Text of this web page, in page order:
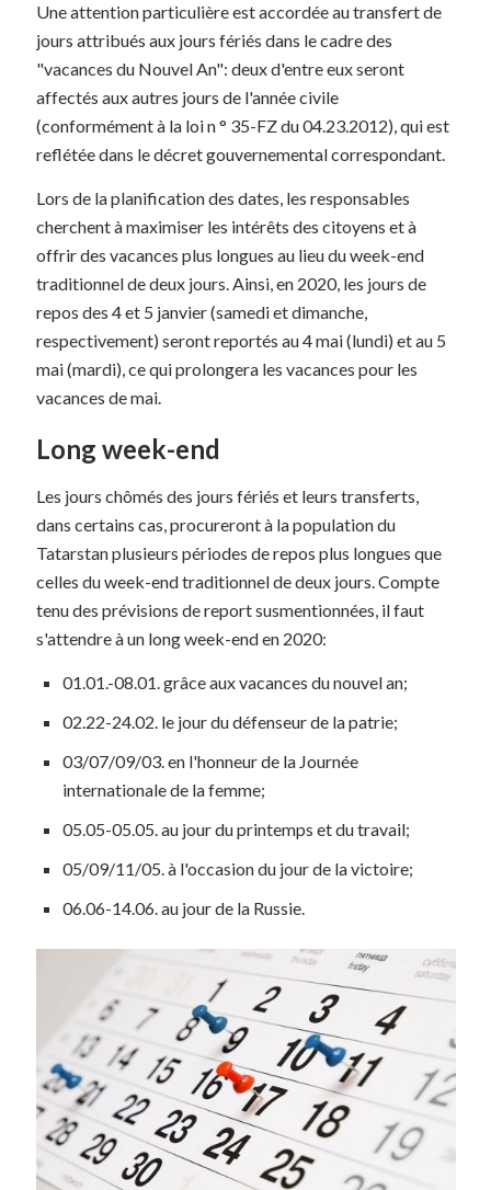
Une attention particulière est accordée au transfert de
jours attribués aux jours fériés dans le cadre des
"vacances du Nouvel An": deux d'entre eux seront
affectés aux autres jours de l'année civile
(conformément à la loi n ° 35-FZ du 04.23.2012), qui est
reflétée dans le décret gouvernemental correspondant.
Lors de la planification des dates, les responsables
cherchent à maximiser les intérêts des citoyens et à
offrir des vacances plus longues au lieu du week-end
traditionnel de deux jours. Ainsi, en 2020, les jours de
repos des 4 et 5 janvier (samedi et dimanche,
respectivement) seront reportés au 4 mai (lundi) et au 5
mai (mardi), ce qui prolongera les vacances pour les
vacances de mai.
Long week-end
Les jours chômés des jours fériés et leurs transferts,
dans certains cas, procureront à la population du
Tatarstan plusieurs périodes de repos plus longues que
celles du week-end traditionnel de deux jours. Compte
tenu des prévisions de report susmentionnées, il faut
s'attendre à un long week-end en 2020:
01.01.-08.01. grâce aux vacances du nouvel an;
02.22-24.02. le jour du défenseur de la patrie;
03/07/09/03. en l'honneur de la Journée
internationale de la femme;
05.05-05.05. au jour du printemps et du travail;
05/09/11/05. à l'occasion du jour de la victoire;
06.06-14.06. au jour de la Russie.